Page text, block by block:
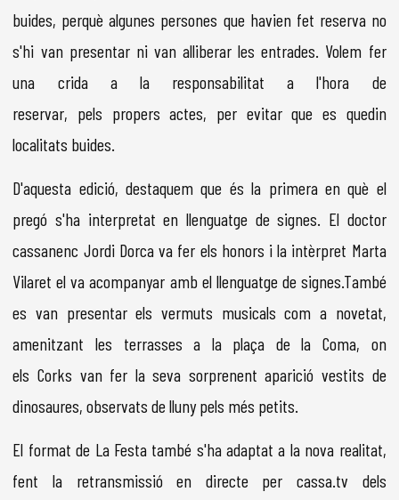
buides, perquè algunes persones que havien fet reserva no
s'hi van presentar ni van alliberar les entrades. Volem fer
una crida a la responsabilitat a l'hora de
reservar, pels propers actes, per evitar que es quedin
localitats buides.
D'aquesta edició, destaquem que és la primera en què el
pregó s'ha interpretat en llenguatge de signes. El doctor
cassanenc Jordi Dorca va fer els honors i la intèrpret Marta
Vilaret el va acompanyar amb el llenguatge de signes.També
es van presentar els vermuts musicals com a novetat,
amenitzant les terrasses a la plaça de la Coma, on
els Corks van fer la seva sorprenent aparició vestits de
dinosaures, observats de lluny pels més petits.
El format de La Festa també s'ha adaptat a la nova realitat,
fent la retransmissió en directe per cassa.tv dels